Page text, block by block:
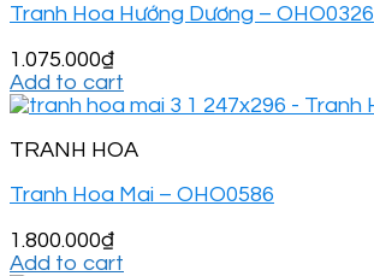
Tranh Hoa Hướng Dương – OHO0326
1.075.000₫
Add to cart
TRANH HOA
Tranh Hoa Mai – OHO0586
1.800.000₫
Add to cart